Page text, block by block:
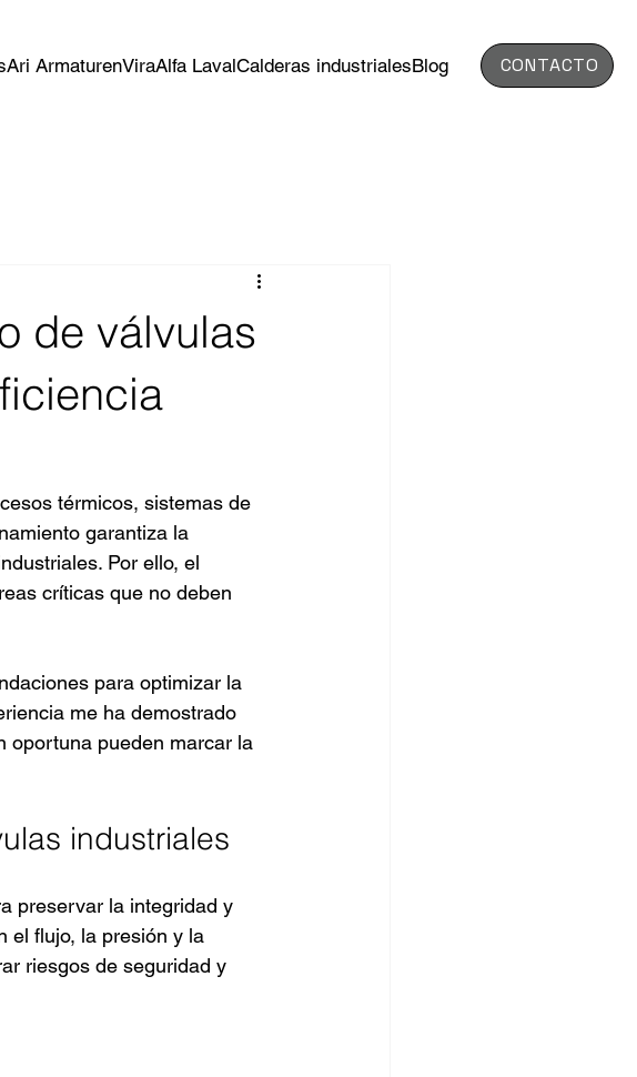
Ari ArmaturenViraAlfa LavalCalderas industrialesBlog CONTACTO
de válvulas
térmicos, sistemas de
garantiza la
Por ello, el
críticas que no deben
para optimizar la
me ha demostrado
oportuna pueden marcar la
industriales
preservar la integridad y
el flujo, la presión y la
riesgos de seguridad y